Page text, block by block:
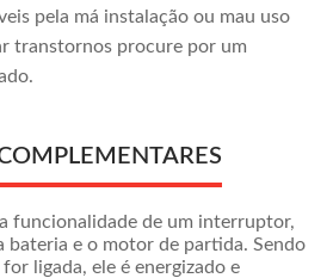
pela má instalação ou mau uso
transtornos procure por um
funcionalidade de um interruptor,
bateria e o motor de partida. Sendo
ligada, ele é energizado e